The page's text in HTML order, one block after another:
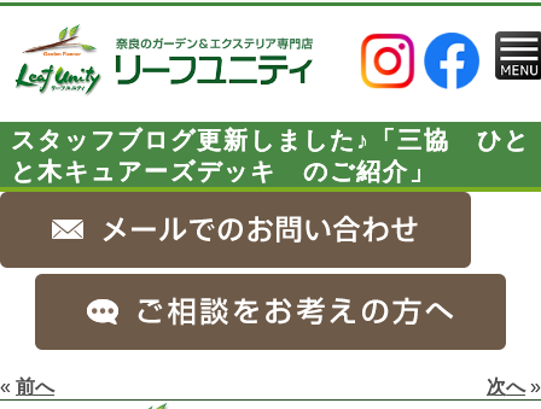
スタッフブログ更新しました♪「三協 ひと
と木キュアーズデッキ のご紹介」
« 前へ 次へ»